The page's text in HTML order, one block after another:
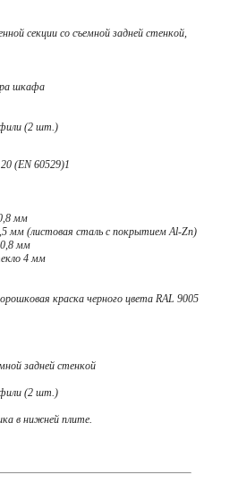
секции со съемной задней стенкой,
шкафа
(2 шт.)
(EN 60529)1
мм
(листовая сталь с покрытием Al-Zn)
0,8 мм
4 мм
краска черного цвета RAL 9005
задней стенкой
(2 шт.)
в нижней плите.